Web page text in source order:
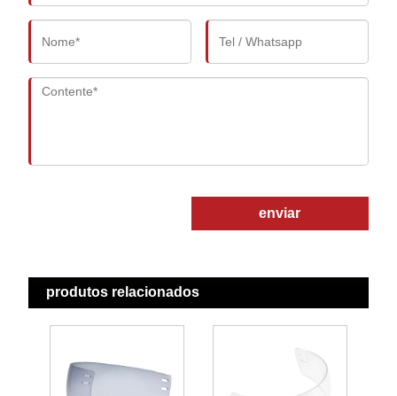
enviar
produtos relacionados